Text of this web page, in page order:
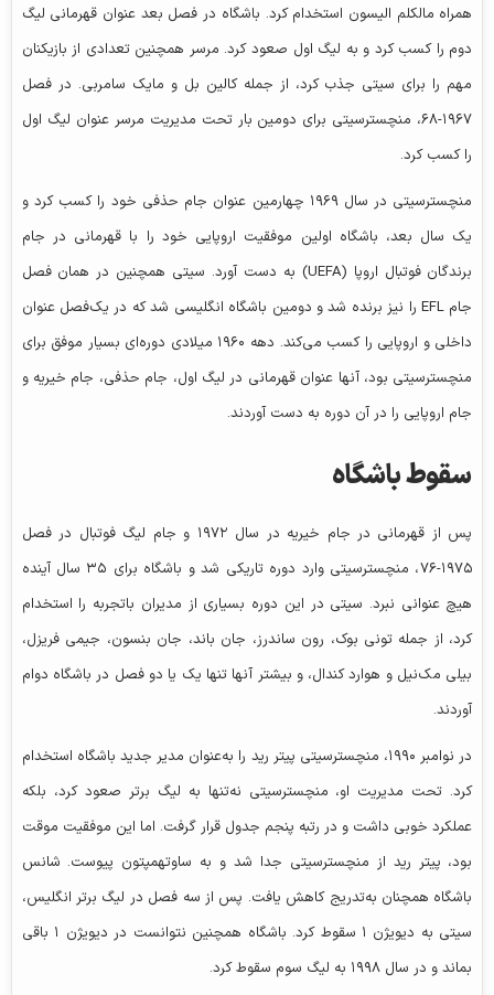
همراه مالکلم الیسون استخدام کرد. باشگاه در فصل بعد عنوان قهرمانی لیگ
دوم را کسب کرد و به لیگ اول صعود کرد. مرسر همچنین تعدادی از بازیکنان
مهم را برای سیتی جذب کرد، از جمله کالین بل و مایک سامربی. در فصل
۱۹۶۷-۶۸، منچسترسیتی برای دومین بار تحت مدیریت مرسر عنوان لیگ اول
را کسب کرد.
منچسترسیتی در سال ۱۹۶۹ چهارمین عنوان جام حذفی خود را کسب کرد و
یک سال بعد، باشگاه اولین موفقیت اروپایی خود را با قهرمانی در جام
برندگان فوتبال اروپا (UEFA) به دست آورد. سیتی همچنین در همان فصل
جام EFL را نیز برنده شد و دومین باشگاه انگلیسی شد که در یک‌فصل عنوان
داخلی و اروپایی را کسب می‌کند. دهه ۱۹۶۰ میلادی دوره‌ای بسیار موفق برای
منچسترسیتی بود، آنها عنوان قهرمانی در لیگ اول، جام حذفی، جام خیریه و
جام اروپایی را در آن دوره به دست آوردند.
سقوط باشگاه
پس از قهرمانی در جام خیریه در سال ۱۹۷۲ و جام لیگ فوتبال در فصل
۱۹۷۵-۷۶، منچسترسیتی وارد دوره تاریکی شد و باشگاه برای ۳۵ سال آینده
هیچ عنوانی نبرد. سیتی در این دوره بسیاری از مدیران باتجربه را استخدام
کرد، از جمله تونی بوک، رون ساندرز، جان باند، جان بنسون، جیمی فریزل،
بیلی مک‌نیل و هوارد کندال، و بیشتر آنها تنها یک یا دو فصل در باشگاه دوام
آوردند.
در نوامبر ۱۹۹۰، منچسترسیتی پیتر رید را به‌عنوان مدیر جدید باشگاه استخدام
کرد. تحت مدیریت او، منچسترسیتی نه‌تنها به لیگ برتر صعود کرد، بلکه
عملکرد خوبی داشت و در رتبه پنجم جدول قرار گرفت. اما این موفقیت موقت
بود، پیتر رید از منچسترسیتی جدا شد و به ساوتهمپتون پیوست. شانس
باشگاه همچنان به‌تدریج کاهش یافت. پس از سه فصل در لیگ برتر انگلیس،
سیتی به دیویژن ۱ سقوط کرد. باشگاه همچنین نتوانست در دیویژن ۱ باقی
بماند و در سال ۱۹۹۸ به لیگ سوم سقوط کرد.